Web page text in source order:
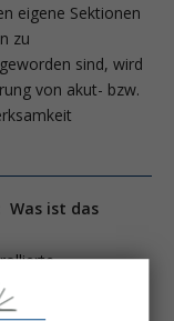
eigene Sektionen
zu
sind, wird
von akut- bzw.
Was ist das
die
verlaufen ist.